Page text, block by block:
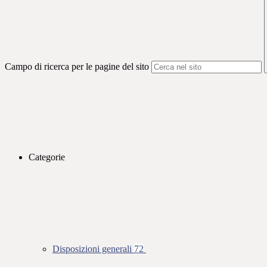
Campo di ricerca per le pagine del sito
Categorie
Disposizioni generali 72